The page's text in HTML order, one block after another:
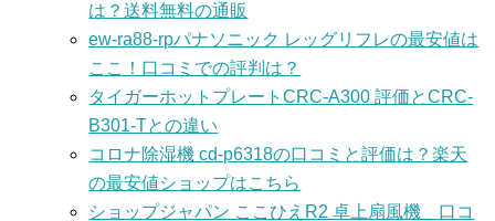
は？送料無料の通販
ew-ra88-rpパナソニック レッグリフレの最安値は
ここ！口コミでの評判は？
タイガーホットプレートCRC-A300 評価とCRC-
B301-Tとの違い
コロナ除湿機 cd-p6318の口コミと評価は？楽天
の最安値ショップはこちら
ショップジャパン ここひえR2 卓上扇風機 口コ